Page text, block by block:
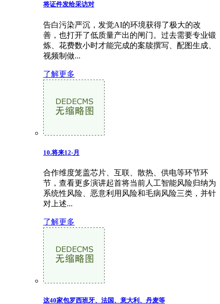
将证件发给采访对
告白污染严沉，发觉AI的环境获得了极大的改
善，也打开了低质量产出的闸门。过去需要专业锻
炼、花费数小时才能完成的案牍撰写、配图生成、
视频制做...
了解更多
10.将来12-月
合作维度笼盖芯片、互联、散热、供电等环节环
节，查看更多演讲起首将当前人工智能风险归纳为
系统性风险、恶意利用风险和毛病风险三类，并针
对上述...
了解更多
这40家包罗西班牙、法国、意大利、丹麦等